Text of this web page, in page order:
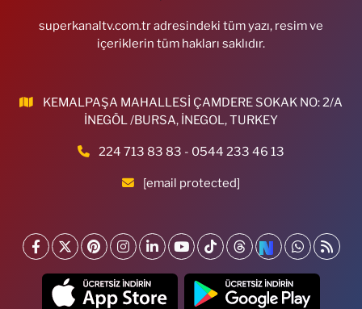
superkanaltv.com.tr adresindeki tüm yazı, resim ve
içeriklerin tüm hakları saklıdır.
KEMALPAŞA MAHALLESİ ÇAMDERE SOKAK NO: 2/A
İNEGÖL /BURSA, İNEGOL, TURKEY
224 713 83 83 - 0544 233 46 13
[email protected]